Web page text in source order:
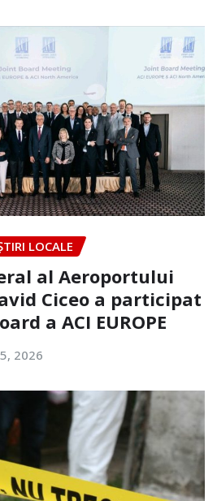
LOCALE
al Aeroportului
Ciceo a participat
a ACI EUROPE
2026